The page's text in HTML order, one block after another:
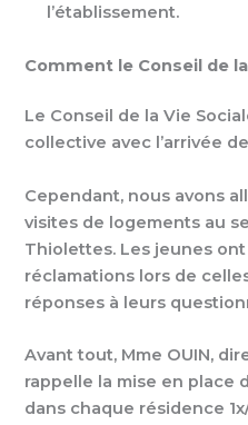
l’établissement.
Comment le Conseil de
Le Conseil de la Vie
collective avec l’arrivée
Cependant, nous avons
visites de logements au
Thiolettes. Les jeunes
réclamations lors de
réponses à leurs
Avant tout, Mme OUIN,
rappelle la mise en place
dans chaque résidence